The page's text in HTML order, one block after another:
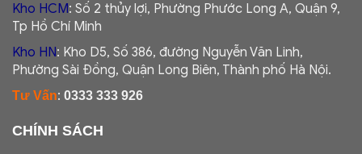
Kho HCM: Số 2 thủy lợi, Phường Phước Long A, Quận 9,
Tp Hồ Chí Minh
Kho HN: Kho D5, Số 386, đường Nguyễn Văn Linh,
Phường Sài Đồng, Quận Long Biên, Thành phố Hà Nội.
Tư Vấn: 0333 333 926
CHÍNH SÁCH